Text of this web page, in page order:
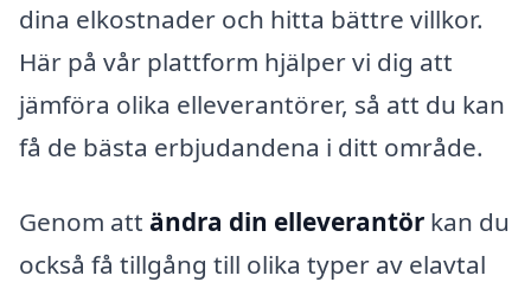
dina elkostnader och hitta bättre villkor.
Här på vår plattform hjälper vi dig att
jämföra olika elleverantörer, så att du kan
få de bästa erbjudandena i ditt område.
Genom att ändra din elleverantör kan du
också få tillgång till olika typer av elavtal